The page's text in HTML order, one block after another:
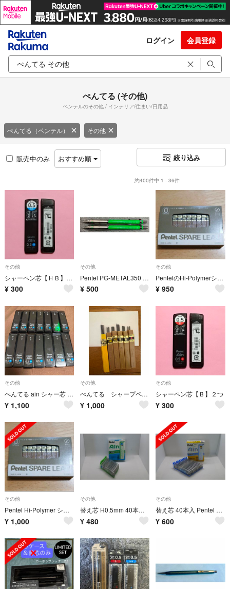
ログイン 会員登録
ぺんてる (その他)
ペンテルのその他 / インテリア/住まい/日用品
ぺんてる（ペンテル） その他
販売中のみ おすすめ順 絞り込み
約400件中 1 - 36件
その他
シャーペン芯【ＨＢ】２つ
¥ 300
その他
Pentel PG-METAL350 シャーペン0.3mm グリーン 2本セット
¥ 500
その他
PentelのHi-Polymerシャープペンシル替芯1ケース(12本入り)
¥ 950
その他
ぺんてる ain シャー芯 未使用 14個セット HB 0.5
¥ 1,100
その他
ぺんてる シャープペンシルの芯 シャー芯 0.9 0.5 昭和レトロ
¥ 1,000
その他
シャーペン芯【Ｂ】２つ
¥ 300
その他
Pentel Hi-Polymer シャープペンシル替芯 １ケース
¥ 1,000
その他
替え芯 H0.5mm 40本入り ぺんてる (旧パッケージ）新品8個セット
¥ 480
その他
替え芯 40本入 Pentel Ain HB 0.5mm 旧パッケージ新品未使用
¥ 600